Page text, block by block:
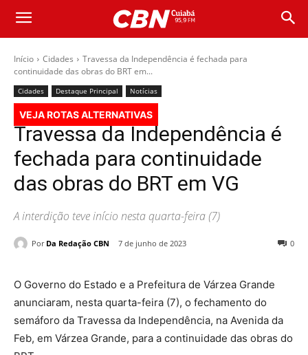
Início Cidades
Travessa da Independência é fechada para
continuidade das obras do BRT em...
Cidades Destaque Principal Notícias
VEJA ROTAS ALTERNATIVAS
Travessa da Independência é
fechada para continuidade
das obras do BRT em VG
A interdição teve início nesta quarta-feira (7)
Por Da Redação CBN 7 de junho de 2023 0
O Governo do Estado e a Prefeitura de Várzea Grande
anunciaram, nesta quarta-feira (7), o fechamento do
semáforo da Travessa da Independência, na Avenida da
Feb, em Várzea Grande, para a continuidade das obras do